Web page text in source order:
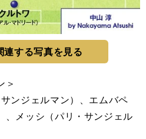
連する写真を見る
＞
ンジェルマン）、エムバペ
、メッシ（パリ・サンジェル